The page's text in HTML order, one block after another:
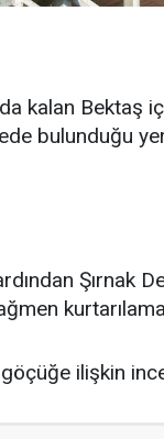
kalan Bektaş
bulunduğu
Şırnak
ilişkin